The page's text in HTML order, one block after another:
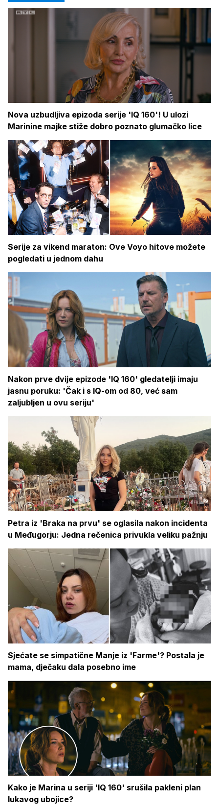
Nova uzbudljiva epizoda serije 'IQ 160'! U ulozi
Marinine majke stiže dobro poznato glumačko lice
Serije za vikend maraton: Ove Voyo hitove možete
pogledati u jednom dahu
Nakon prve dvije epizode 'IQ 160' gledatelji imaju
jasnu poruku: 'Čak i s IQ-om od 80, već sam
zaljubljen u ovu seriju'
Petra iz 'Braka na prvu' se oglasila nakon incidenta
u Međugorju: Jedna rečenica privukla veliku pažnju
Sjećate se simpatične Manje iz 'Farme'? Postala je
mama, dječaku dala posebno ime
Kako je Marina u seriji 'IQ 160' srušila pakleni plan
lukavog ubojice?